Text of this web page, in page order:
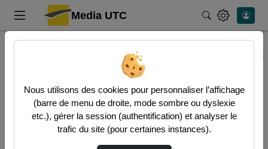
Media UTC Rechercher
Cockpit Innovant Dans L’Aviation Légère
Nous utilisons des cookies pour personnaliser l’affichage
(barre de menu de droite, mode sombre ou dyslexie
etc.), gérer la session (authentification) et analyser le
trafic du site (pour certaines instances).